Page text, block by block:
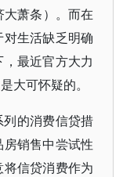
萧条）。而在
生活缺乏明确
最近官方大力
大可怀疑的。
的消费信贷措
销售中尝试性
信贷消费作为